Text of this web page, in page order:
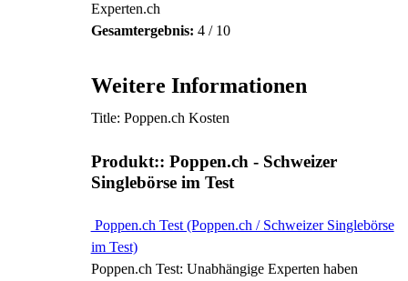
Experten.ch
Gesamtergebnis: 4 / 10
Weitere Informationen
Title: Poppen.ch Kosten
Produkt:: Poppen.ch - Schweizer
Singlebörse im Test
Poppen.ch Test (Poppen.ch / Schweizer Singlebörse
im Test)
Poppen.ch Test: Unabhängige Experten haben